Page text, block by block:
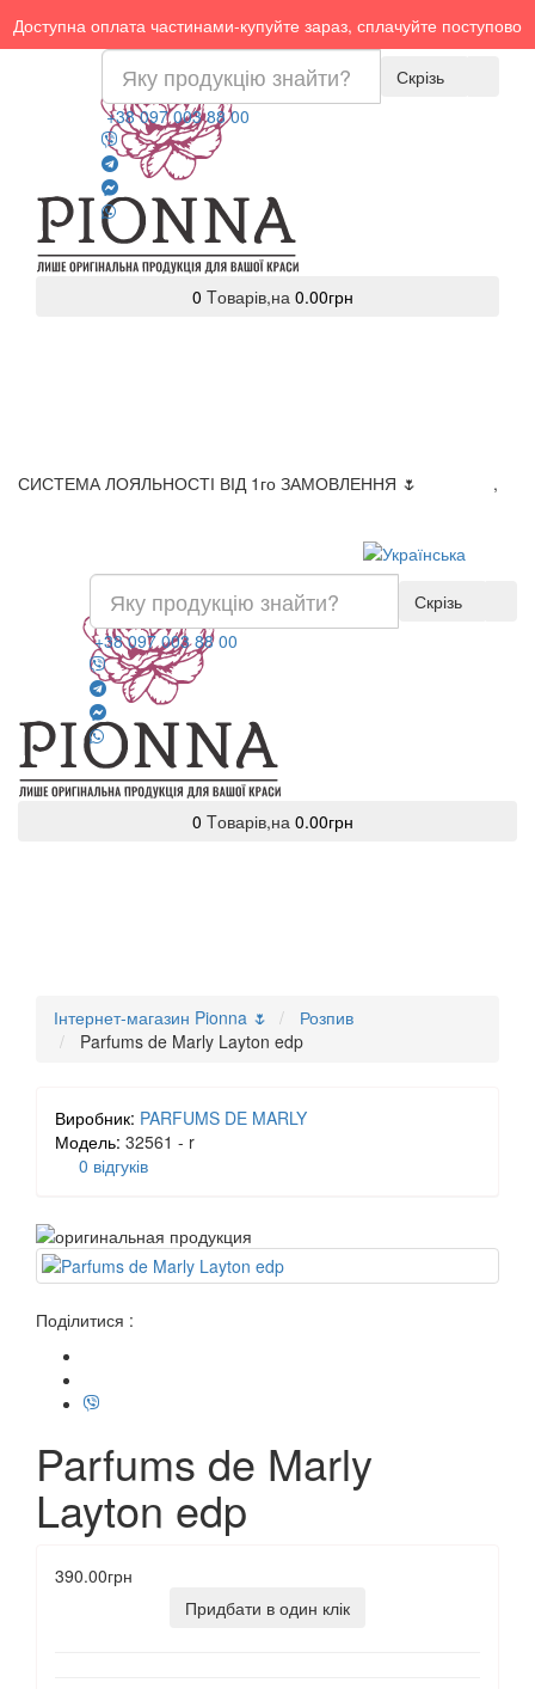
Доступна оплата частинами-купуйте зараз, сплачуйте поступово
Скрізь
+38 097 003 88 00
0 Tоварів,на 0.00грн
СИСТЕМА ЛОЯЛЬНОСТІ ВІД 1го ЗАМОВЛЕННЯ 🌷
,
Скрізь
+38 097 003 88 00
0 Tоварів,на 0.00грн
Інтернет-магазин Pionna 🌷
Розпив
Parfums de Marly Layton edp
Виробник: PARFUMS DE MARLY
Модель: 32561 - r
0 відгуків
Поділитися :
Parfums de Marly
Layton edp
390.00грн
Придбати в один клік